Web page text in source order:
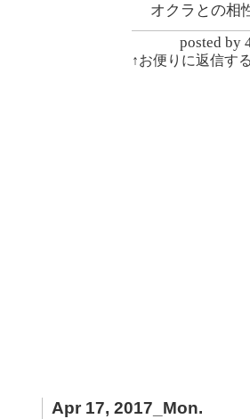
オクラとの相
posted by
↑お便りに返信す
Apr 17, 2017_Mon.